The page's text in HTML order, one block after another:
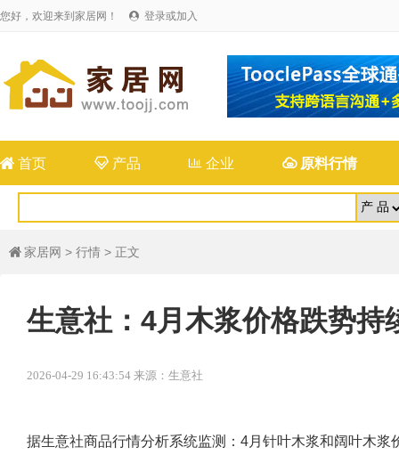
您好，欢迎来到家居网！  登录或加入
 首页 产品  企业 原料行情
 家居网 > 行情 > 正文
生意社：4月木浆价格跌势持
2026-04-29 16:43:54 来源：生意社
据生意社商品行情分析系统监测：4月针叶木浆和阔叶木